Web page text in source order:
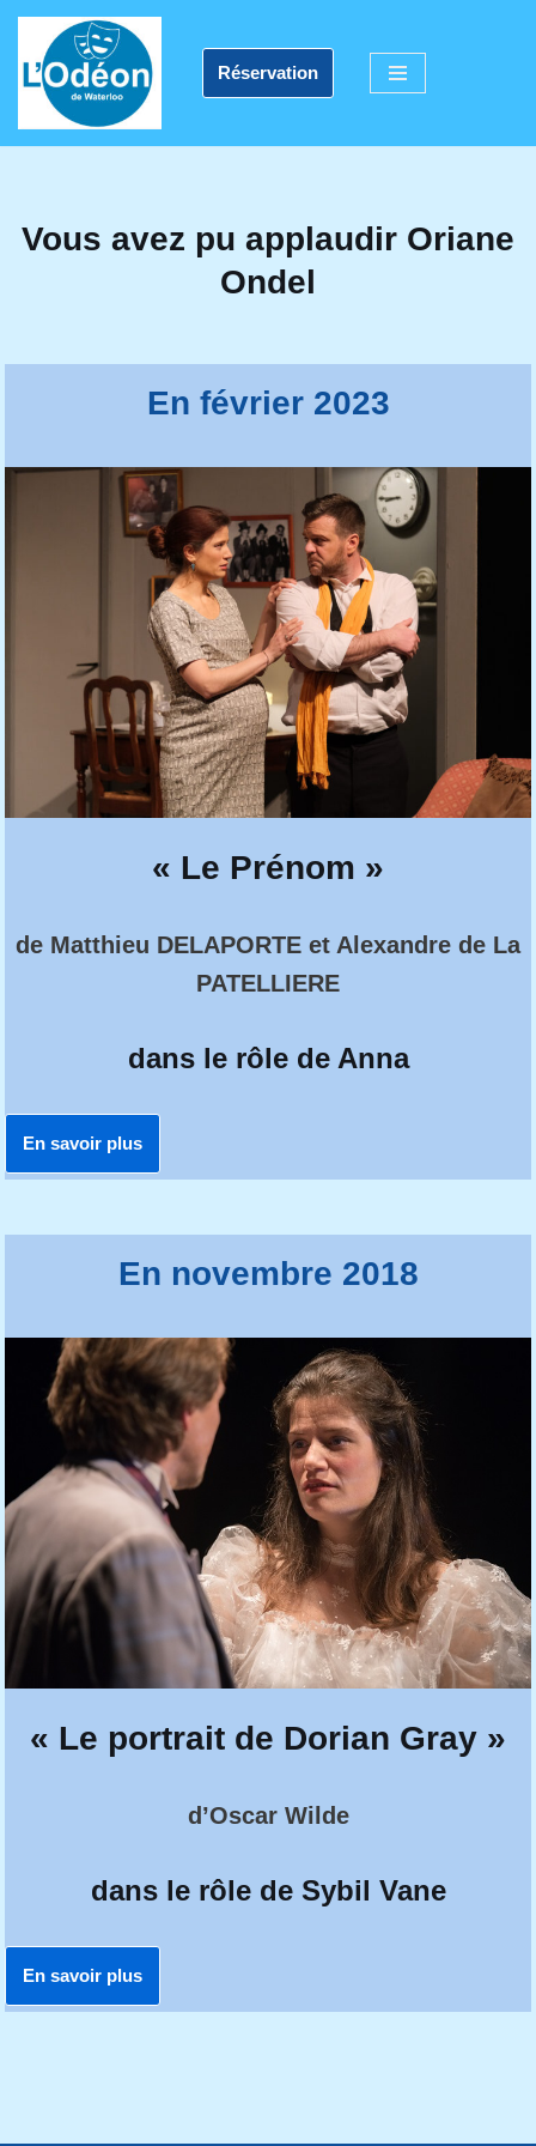
Aller
au
contenu
Réservation
Vous avez pu applaudir Oriane
Ondel
En février 2023
« Le Prénom »
de Matthieu DELAPORTE et Alexandre de La
PATELLIERE
dans le rôle de Anna
En savoir plus
En novembre 2018
« Le portrait de Dorian Gray »
d’Oscar Wilde
dans le rôle de Sybil Vane
En savoir plus